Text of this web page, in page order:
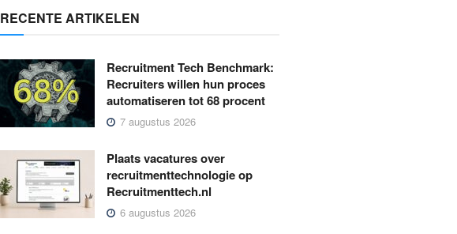
RECENTE ARTIKELEN
Recruitment Tech Benchmark:
Recruiters willen hun proces
automatiseren tot 68 procent
7 augustus 2026
Plaats vacatures over
recruitmenttechnologie op
Recruitmenttech.nl
6 augustus 2026